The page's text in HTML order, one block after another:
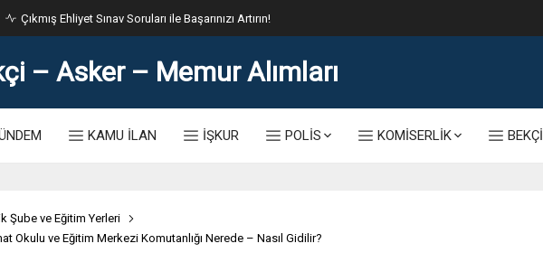
31. Dönem POMEM 7500 Bin Polis Alımı Kılavuzu ve Başvuru Ekranı
KAMU İLAN İŞKUR POLİS KOMİSERLİK BEKÇİ
Şube ve Eğitim Yerleri
Okulu ve Eğitim Merkezi Komutanlığı Nerede – Nasıl Gidilir?